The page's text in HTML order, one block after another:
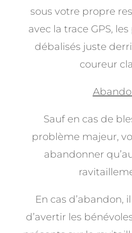
sous votre propre
avec la trace GPS,
débalisés juste
coureur
Sauf en cas de
problème majeur,
abandonner
En cas d’abandon,
d’avertir les